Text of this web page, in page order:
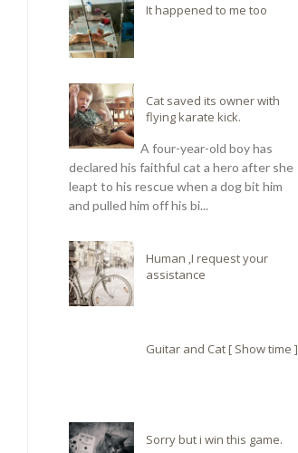
It happened to me too
Cat saved its owner with
flying karate kick.
A four-year-old boy has
declared his faithful cat a hero after she
leapt to his rescue when a dog bit him
and pulled him off his bi...
Human ,I request your
assistance
Guitar and Cat [ Show time ]
Sorry but i win this game.